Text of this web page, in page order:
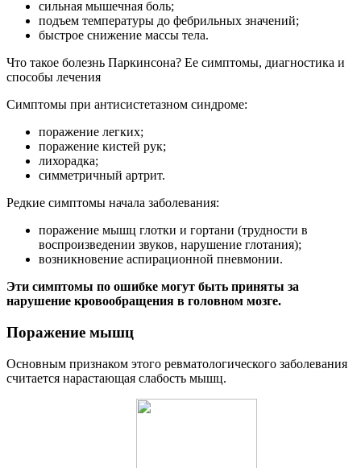
сильная мышечная боль;
подъем температуры до фебрильных значений;
быстрое снижение массы тела.
Что такое болезнь Паркинсона? Ее симптомы, диагностика и
способы лечения
Симптомы при антисистетазном синдроме:
поражение легких;
поражение кистей рук;
лихорадка;
симметричный артрит.
Редкие симптомы начала заболевания:
поражение мышц глотки и гортани (трудности в
воспроизведении звуков, нарушение глотания);
возникновение аспирационной пневмонии.
Эти симптомы по ошибке могут быть приняты за
нарушение кровообращения в головном мозге.
Поражение мышц
Основным признаком этого ревматологического заболевания
считается нарастающая слабость мышц.